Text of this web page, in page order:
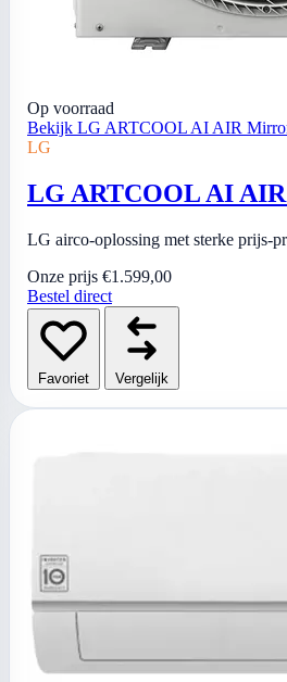
Op voorraad
Bekijk LG ARTCOOL AI AIR
LG
LG ARTCOOL AI
LG airco-oplossing met sterke prijs-
Onze prijs €1.599,00
Bestel direct
Favoriet Vergelijk